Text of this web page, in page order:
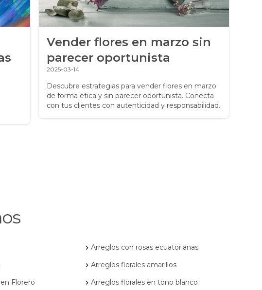
Vender flores en marzo sin
parecer oportunista
2025-03-14
Descubre estrategias para vender flores en marzo
de forma ética y sin parecer oportunista. Conecta
con tus clientes con autenticidad y responsabilidad.
Arreglos con rosas ecuatorianas
Arreglos florales amarillos
Florero Arreglos florales en tono blanco